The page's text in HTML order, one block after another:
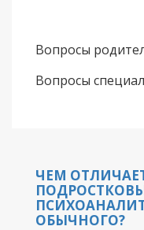
Вопросы
Вопросы
ЧЕМ
ОБЫЧНОГО?